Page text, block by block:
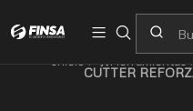
CUTTER